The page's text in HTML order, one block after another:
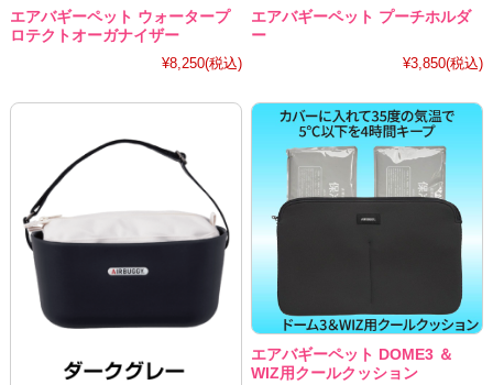
エアバギーペット ウォータープ
ロテクトオーガナイザー
¥8,250(税込)
エアバギーペット プーチホルダ
ー
¥3,850(税込)
エアバギーペット DOME3 ＆
WIZ用クールクッション